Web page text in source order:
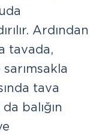
Ardından
tavada,
tava
balığın